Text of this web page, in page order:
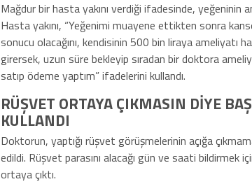
Mağdur bir hasta yakını verdiği ifadesinde, yeğeninin
Hasta yakını, “Yeğenimi muayene ettikten sonra
sonucu olacağını, kendisinin 500 bin liraya ameliyatı
girersek, uzun süre bekleyip sıradan bir doktora
satıp ödeme yaptım” ifadelerini kullandı.
RÜŞVET ORTAYA ÇIKMASIN DİYE
KULLANDI
Doktorun, yaptığı rüşvet görüşmelerinin açığa
edildi. Rüşvet parasını alacağı gün ve saati bildirmek
ortaya çıktı.